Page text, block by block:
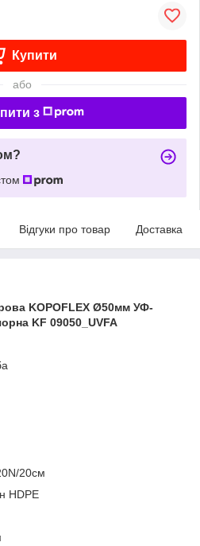
Купити
або
з
Відгуки про товар Доставка
KOPOFLEX Ø50мм УФ-
KF 09050_UVFA
20см
HDPE